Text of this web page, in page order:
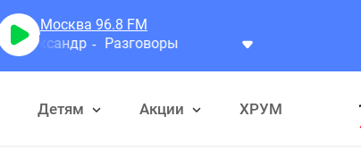
Москва 96.8 FM
Детям Акции ХРУМ